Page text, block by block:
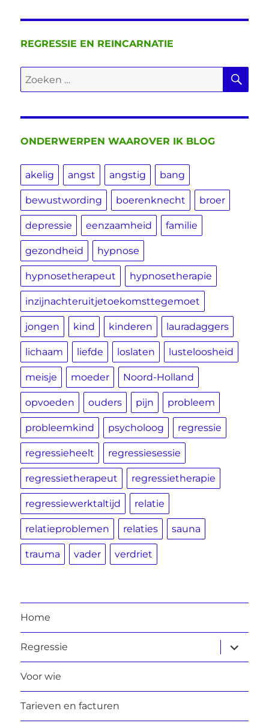
REGRESSIE EN REINCARNATIE
Zoeken
naar:
ONDERWERPEN WAAROVER IK BLOG
akelig angst angstig bang
bewustwording boerenknecht broer
depressie eenzaamheid familie
gezondheid hypnose
hypnosetherapeut hypnosetherapie
inzijnachteruitjetoekomsttegemoet
jongen kind kinderen lauradaggers
lichaam liefde loslaten lusteloosheid
meisje moeder Noord-Holland
opvoeden ouders pijn probleem
probleemkind psycholoog regressie
regressieheelt regressiesessie
regressietherapeut regressietherapie
regressiewerktaltijd relatie
relatieproblemen relaties sauna
trauma vader verdriet
Home
Regressie
Voor wie
Tarieven en facturen